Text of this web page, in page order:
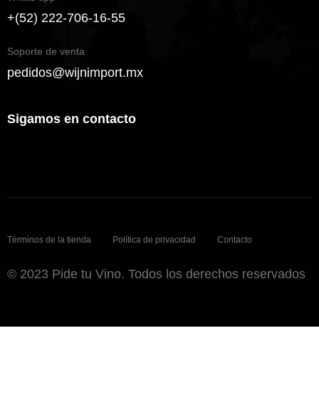
+(52) 222-706-16-55
Soporte de venta
pedidos@wijnimport.mx
Sigamos en contacto
Términos de la tienda Política de privacidad Contacto
© 2023 Pide tu Vino. Todos los derechos reservados